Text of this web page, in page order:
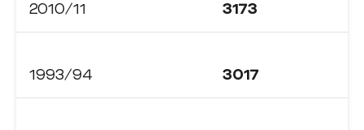
2010/11 3173
1993/94 3017